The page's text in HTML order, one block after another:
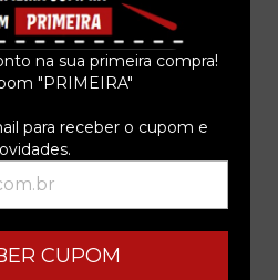
na sua primeira compra!
"PRIMEIRA"
para receber o cupom e
CUPOM
(4:08)
(2:31)